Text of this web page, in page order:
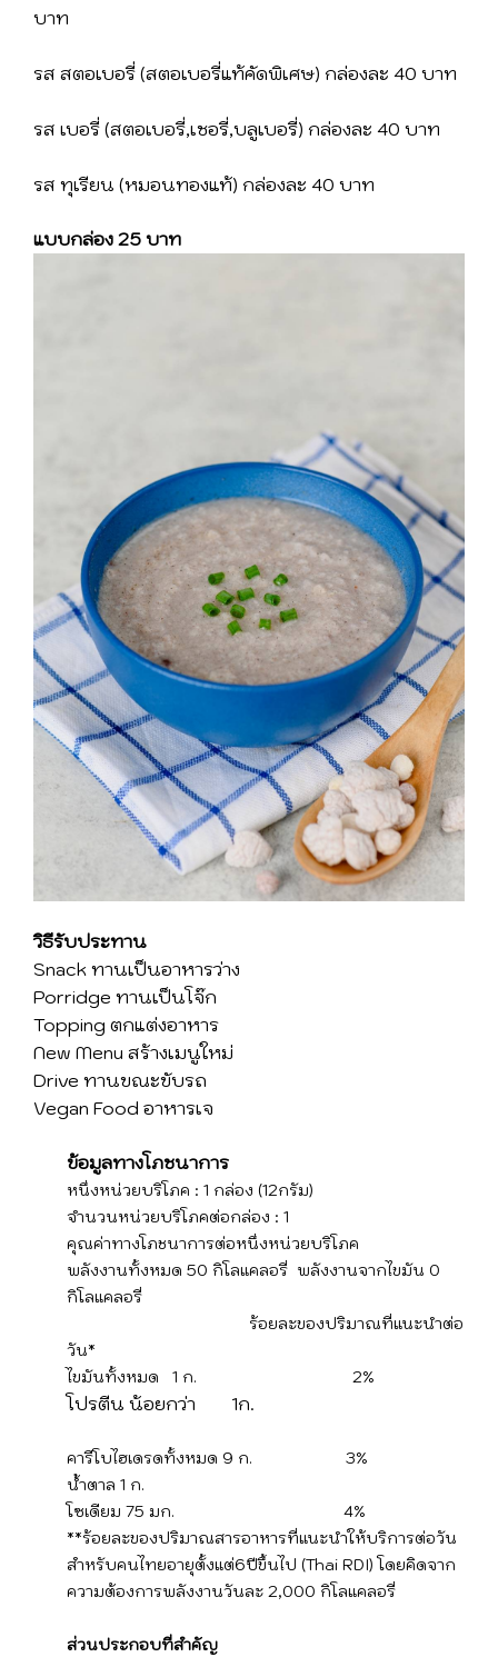
บาท
รส สตอเบอรี่ (สตอเบอรี่แท้คัดพิเศษ) กล่องละ 40 บาท
รส เบอรี่ (สตอเบอรี่,เชอรี่,บลูเบอรี่) กล่องละ 40 บาท
รส ทุเรียน (หมอนทองแท้) กล่องละ 40 บาท
แบบกล่อง 25 บาท
วิธีรับประทาน
Snack ทานเป็นอาหารว่าง
Porridge ทานเป็นโจ๊ก
Topping ตกแต่งอาหาร
New Menu สร้างเมนูใหม่
Drive ทานขณะขับรถ
Vegan Food อาหารเจ
ข้อมูลทางโภชนาการ
หนึ่งหน่วยบริโภค : 1 กล่อง (12กรัม)
จำนวนหน่วยบริโภคต่อกล่อง : 1
คุณค่าทางโภชนาการต่อหนึ่งหน่วยบริโภค
พลังงานทั้งหมด 50 กิโลแคลอรี่ พลังงานจากไขมัน 0
กิโลแคลอรี่
ร้อยละของปริมาณที่แนะนำต่อ
วัน*
ไขมันทั้งหมด 1 ก. 2%
โปรตีน น้อยกว่า 1ก.
คารืโบไฮเดรดทั้งหมด 9 ก. 3%
น้ำตาล 1 ก.
โซเดียม 75 มก. 4%
**ร้อยละของปริมาณสารอาหารที่แนะนำให้บริการต่อวัน
สำหรับคนไทยอายุตั้งแต่6ปีขึ้นไป (Thai RDI) โดยคิดจาก
ความต้องการพลังงานวันละ 2,000 กิโลแคลอรี่
ส่วนประกอบที่สำคัญ